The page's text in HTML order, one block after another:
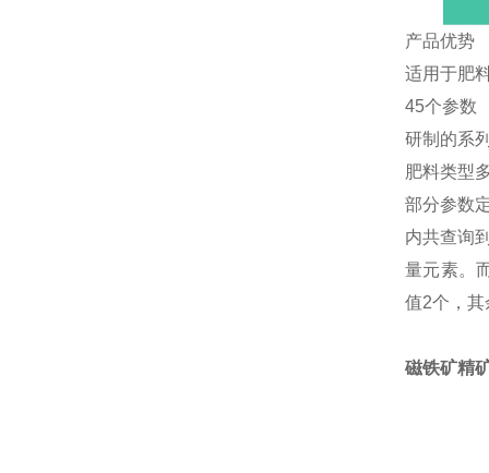
产品优势
适用于肥
45个参数
研制的系
肥料类型
部分参数
内共查询
量元素。
值2个，
磁铁矿精